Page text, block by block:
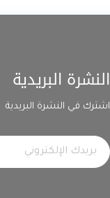
النشرة البريدية
اشترك في النشرة البريدية